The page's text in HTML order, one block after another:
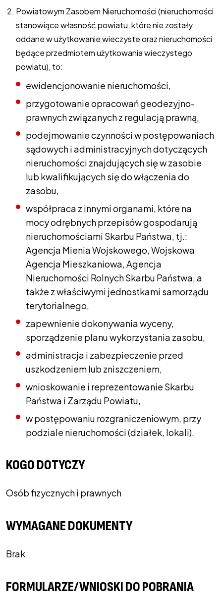
Powiatowym Zasobem Nieruchomości (nieruchomości
stanowiące własność powiatu, które nie zostały
oddane w użytkowanie wieczyste oraz nieruchomości
będące przedmiotem użytkowania wieczystego
powiatu), to:
ewidencjonowanie nieruchomości,
przygotowanie opracowań geodezyjno-
prawnych związanych z regulacją prawną,
podejmowanie czynności w postępowaniach
sądowych i administracyjnych dotyczących
nieruchomości znajdujących się w zasobie
lub kwalifikujących się do włączenia do
zasobu,
współpraca z innymi organami, które na
mocy odrębnych przepisów gospodarują
nieruchomościami Skarbu Państwa, tj.:
Agencja Mienia Wojskowego, Wojskowa
Agencja Mieszkaniowa, Agencja
Nieruchomości Rolnych Skarbu Państwa, a
także z właściwymi jednostkami samorządu
terytorialnego,
zapewnienie dokonywania wyceny,
sporządzenie planu wykorzystania zasobu,
administracja i zabezpieczenie przed
uszkodzeniem lub zniszczeniem,
wnioskowanie i reprezentowanie Skarbu
Państwa i Zarządu Powiatu,
w postępowaniu rozgraniczeniowym, przy
podziale nieruchomości (działek, lokali).
KOGO DOTYCZY
Osób fizycznych i prawnych
WYMAGANE DOKUMENTY
Brak
FORMULARZE/WNIOSKI DO POBRANIA